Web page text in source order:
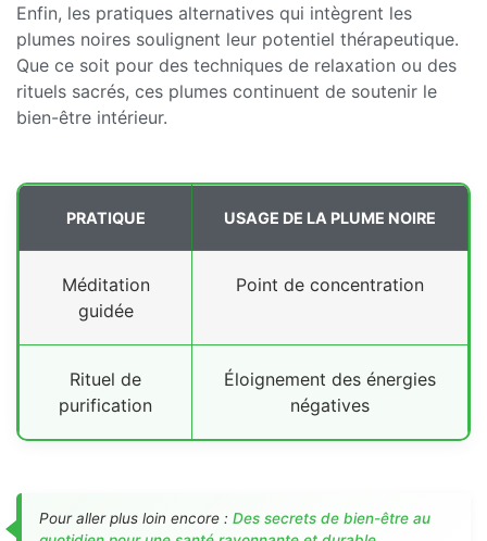
Enfin, les pratiques alternatives qui intègrent les
plumes noires soulignent leur potentiel thérapeutique.
Que ce soit pour des techniques de relaxation ou des
rituels sacrés, ces plumes continuent de soutenir le
bien-être intérieur.
PRATIQUE USAGE DE LA PLUME NOIRE
Méditation
guidée
Point de concentration
Rituel de
purification
Éloignement des énergies
négatives
Pour aller plus loin encore : Des secrets de bien-être au